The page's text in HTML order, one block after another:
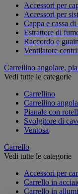
Accessori per
Accessori per
Cappa e cassa
Estrattore di
Raccordo e
Ventilatore
Carrellino angolare,
Vedi tutte le categorie
Carrellino
Carrellino
Pianale con
Svolgitore di
Ventosa
Carrello
Vedi tutte le categorie
Accessori per
Carrello in
Carrello in